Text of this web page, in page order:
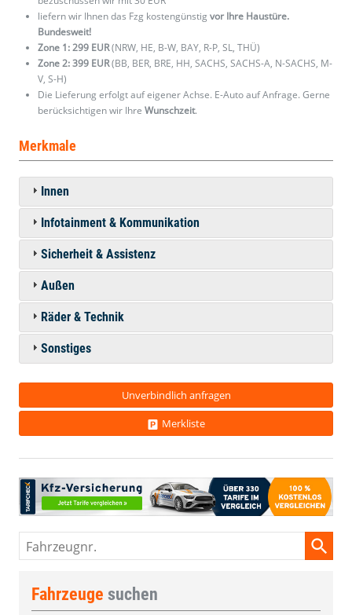
liefern wir Ihnen das Fzg kostengünstig vor Ihre Haustüre.
Bundesweit!
Zone 1: 299 EUR(NRW, HE, B-W, BAY, R-P, SL, THÜ)
Zone 2: 399 EUR(BB, BER, BRE, HH, SACHS, SACHS-A, N-SACHS, M-
V, S-H)
Die Lieferung erfolgt auf eigener Achse. E-Auto auf Anfrage. Gerne
berücksichtigen wir Ihre Wunschzeit.
Merkmale
Innen
Infotainment & Kommunikation
Sicherheit & Assistenz
Außen
Räder & Technik
Sonstiges
Unverbindlich anfragen
Merkliste
Fahrzeugnr.
Fahrzeuge suchen